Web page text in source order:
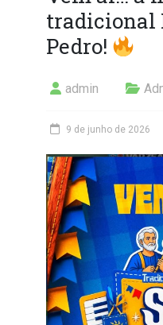
tradicional
Pedro!
admin
9 de junho de 2026